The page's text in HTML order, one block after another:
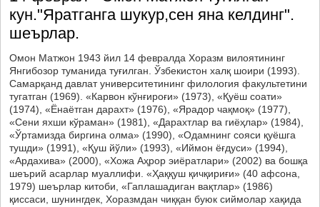
кун."Яратганга шукур,сен яна келдинг".
шеърлар.
Омон Матжон 1943 йил 14 февралда Хоразм вилоятининг
Янгибозор туманида туғилган. Ўзбекистон халқ шоири (1993).
Самарқанд давлат университетининг филология факультетини
тугатган (1969). «Карвон кўнғироғи» (1973), «Қуёш соати»
(1974), «Ёнаётган дарахт» (1976), «Ярадор чақмоқ» (1977),
«Сени яхши кўраман» (1981), «Дарахтлар ва гиёҳлар» (1984),
«Ўртамизда биргина олма» (1990), «Одамнинг сояси қуёшга
тушди» (1991), «Қуш йўли» (1993), «Иймон ёғдуси» (1994),
«Ардахива» (2000), «Хожа Аҳрор эиёратлари» (2002) ва бошқа
шеърий асарлар муаллифи. «Ҳаққуш қичқириғи» (40 афсона,
1979) шеърлар китоби, «Гаплашадиган вақтлар» (1986)
қиссаси, шунингдек, Хоразмдан чиққан буюк сиймолар хақида